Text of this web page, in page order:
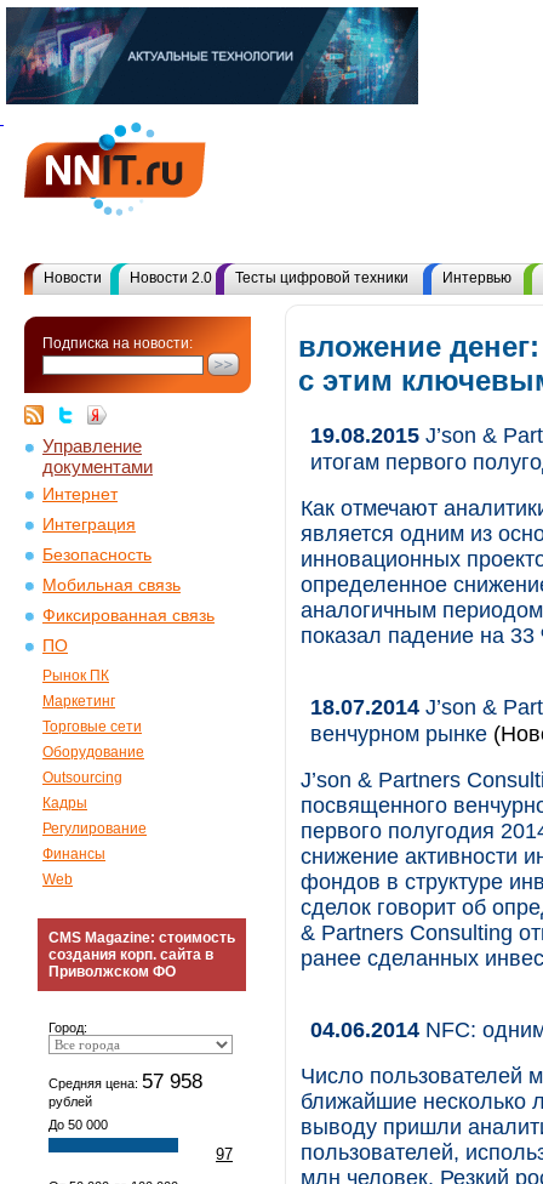
Новости Новости 2.0 Тесты цифровой техники Интервью
Подписка на новости:
Управление
документами
Интернет
Интеграция
Безопасность
Мобильная связь
Фиксированная связь
ПО
Рынок ПК
Маркетинг
Торговые сети
Оборудование
Outsourcing
Кадры
Регулирование
Финансы
Web
CMS Magazine: стоимость
создания корп. сайта в
Приволжском ФО
Город:
Средняя цена: 57 958
рублей
До 50 000
97
вложение
с этим
19.08.2015 J’son &
итогам первого
Как отмечают
является одним из
инновационных
определенное
аналогичным
показал падение на
18.07.2014 J’son &
венчурном рынке
J’son & Partners
посвященного
первого полугодия
снижение активности
фондов в структуре
сделок говорит об
& Partners Consulting
ранее сделанных
04.06.2014 NFC:
Число пользователей
ближайшие несколько
выводу пришли
пользователей,
млн человек. Резкий